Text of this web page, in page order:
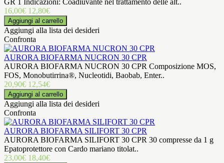
GR 1 Indicazioni: Coadiuvante nel trattamento delle alt..
16,00€ 12,80€
Aggiungi alla lista dei desideri
Confronta
AURORA BIOFARMA NUCRON 30 CPR
AURORA BIOFARMA NUCRON 30 CPR Composizione MOS,
FOS, Monobutirrina®, Nucleotidi, Baobab, Enter..
20,90€ 12,54€
Aggiungi alla lista dei desideri
Confronta
AURORA BIOFARMA SILIFORT 30 CPR
AURORA BIOFARMA SILIFORT 30 CPR 30 compresse da 1 g
Epatoprotettore con Cardo mariano titolat..
23,00€ 18,40€